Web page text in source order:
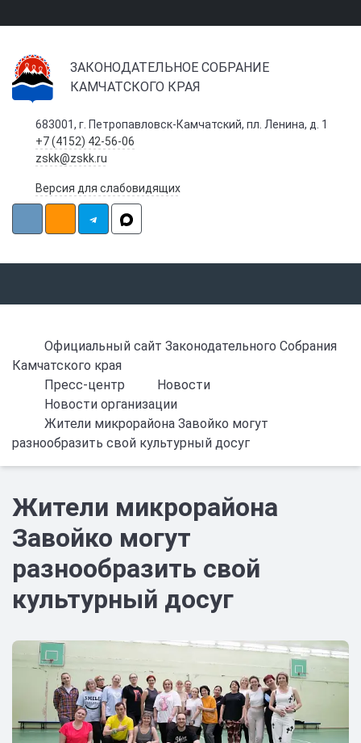
ЗАКОНОДАТЕЛЬНОЕ СОБРАНИЕ
КАМЧАТСКОГО КРАЯ
683001, г. Петропавловск-Камчатский, пл. Ленина, д. 1
+7 (4152) 42-56-06
zskk@zskk.ru
Версия для слабовидящих
Официальный сайт Законодательного Собрания
Камчатского края
Пресс-центр
Новости
Новости организации
Жители микрорайона Завойко могут
разнообразить свой культурный досуг
Жители микрорайона
Завойко могут
разнообразить свой
культурный досуг